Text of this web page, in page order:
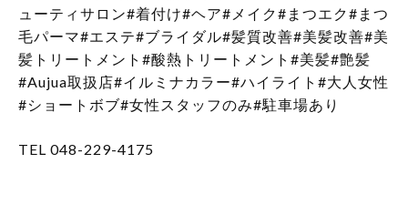
ューティサロン#着付け#ヘア#メイク#まつエク#まつ
毛パーマ#エステ#ブライダル#髪質改善#美髪改善#美
髪トリートメント#酸熱トリートメント#美髪#艶髪
#Aujua取扱店#イルミナカラー#ハイライト#大人女性
#ショートボブ#女性スタッフのみ#駐車場あり
TEL 048-229-4175